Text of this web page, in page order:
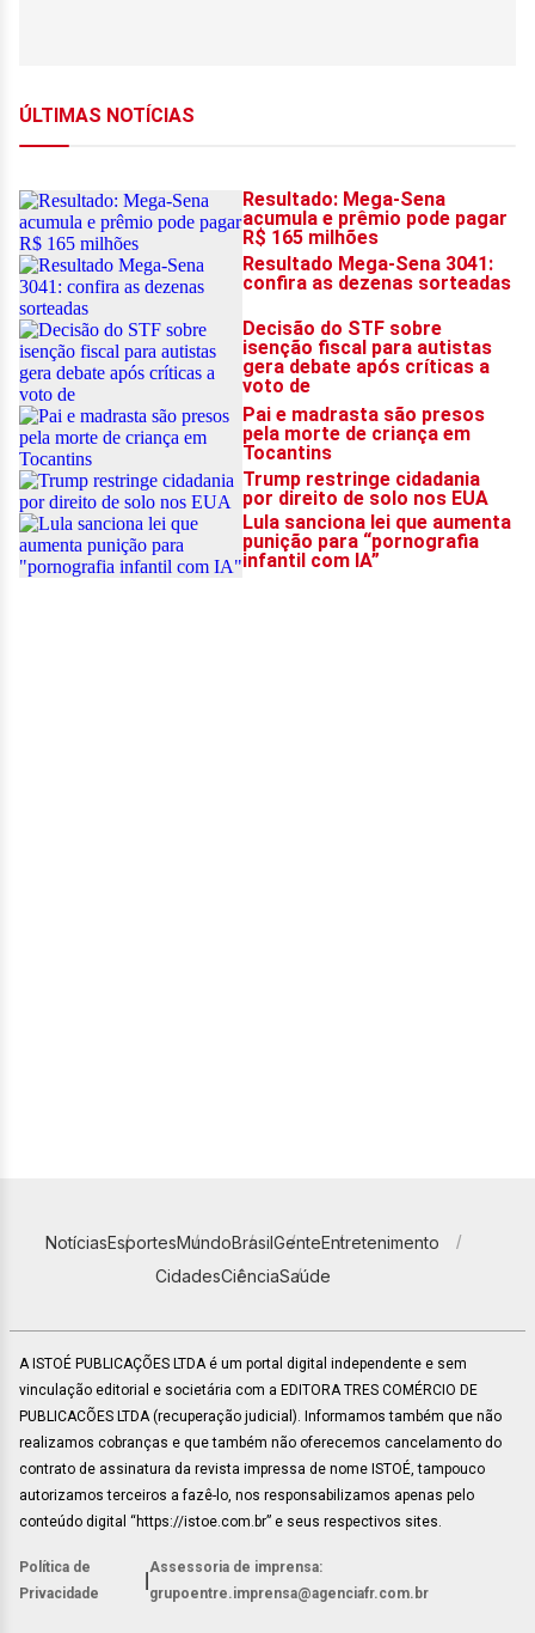
NotíciasEsportesMundoBrasilGenteEntretenimento
CidadesCiênciaSaúde
A ISTOÉ PUBLICAÇÕES LTDA é um portal digital independente e sem
vinculação editorial e societária com a EDITORA TRES COMÉRCIO DE
PUBLICACÕES LTDA (recuperação judicial). Informamos também que não
realizamos cobranças e que também não oferecemos cancelamento do
contrato de assinatura da revista impressa de nome ISTOÉ, tampouco
autorizamos terceiros a fazê-lo, nos responsabilizamos apenas pelo
conteúdo digital “https://istoe.com.br” e seus respectivos sites.
Política de
Privacidade
Assessoria de imprensa:
grupoentre.imprensa@agenciafr.com.br